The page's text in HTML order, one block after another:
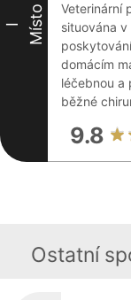
I Místo
Veterinární
situována v
domácím
léčebnou a
běžné
9.8
Ostatní